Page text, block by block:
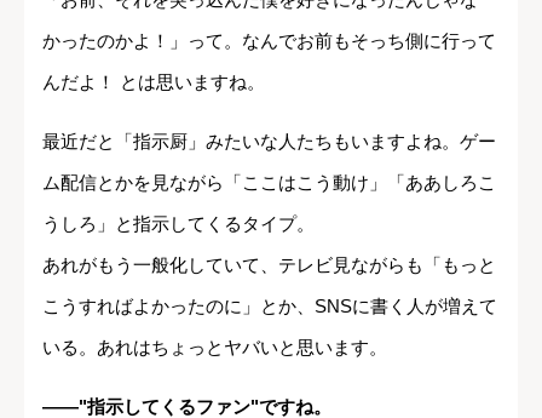
かったのかよ！」って。なんでお前もそっち側に行って
んだよ！ とは思いますね。
最近だと「指示厨」みたいな人たちもいますよね。ゲー
ム配信とかを見ながら「ここはこう動け」「ああしろこ
うしろ」と指示してくるタイプ。
あれがもう一般化していて、テレビ見ながらも「もっと
こうすればよかったのに」とか、SNSに書く人が増えて
いる。あれはちょっとヤバいと思います。
――"指示してくるファン"ですね。